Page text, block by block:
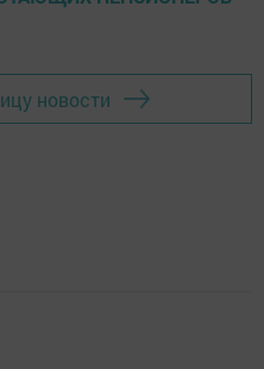
новости